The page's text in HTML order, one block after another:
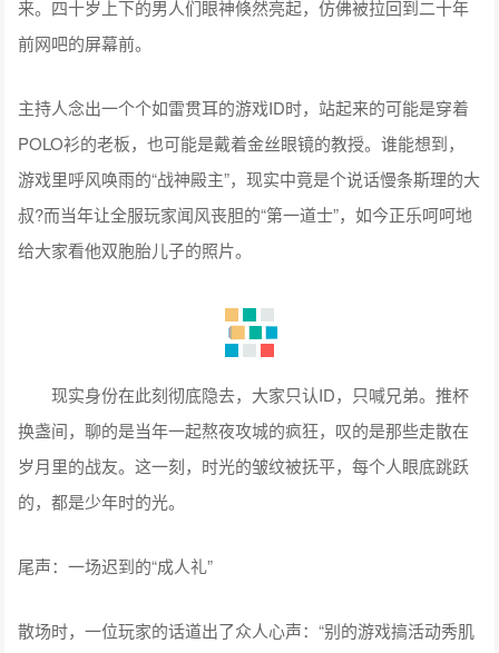
来。四十岁上下的男人们眼神倏然亮起，仿佛被拉回到二十年
前网吧的屏幕前。
主持人念出一个个如雷贯耳的游戏ID时，站起来的可能是穿着
POLO衫的老板，也可能是戴着金丝眼镜的教授。谁能想到，
游戏里呼风唤雨的“战神殿主”，现实中竟是个说话慢条斯理的大
叔?而当年让全服玩家闻风丧胆的“第一道士”，如今正乐呵呵地
给大家看他双胞胎儿子的照片。
现实身份在此刻彻底隐去，大家只认ID，只喊兄弟。推杯
换盏间，聊的是当年一起熬夜攻城的疯狂，叹的是那些走散在
岁月里的战友。这一刻，时光的皱纹被抚平，每个人眼底跳跃
的，都是少年时的光。
尾声：一场迟到的“成人礼”
散场时，一位玩家的话道出了众人心声：“别的游戏搞活动秀肌